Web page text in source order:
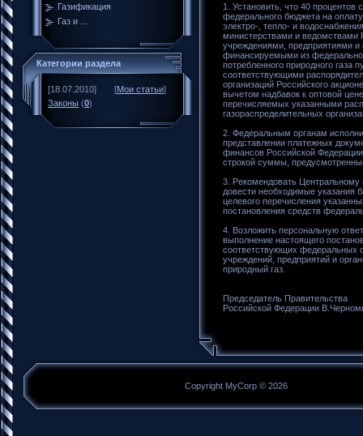
Газификация
Газ и ...
Категории раздела
[18.07.2010] [Мои статьи]
Законы (0)
1. Установить, что 40 процентов
федерального бюджета на
электро-, тепло- и
министерствами и ведомствами
учреждениями, предприятиями и
финансируемыми из
потребленного природного газа
соответствующими
организаций Российского
вычетом надбавок к оптовой
перечисляемых указанными
газораспределительных
2. Федеральным органам
представлении платежных
финансов Российской
строкой суммы,
3. Рекомендовать Центральному
довести необходимые указания
целевого перечисления
постановления средств
4. Возложить персональную
выполнение настоящего
соответствующих федеральных
учреждений, предприятий и
природный газ.
Председатель Правительства
Российской Федерации
Copyright MyCorp © 2026